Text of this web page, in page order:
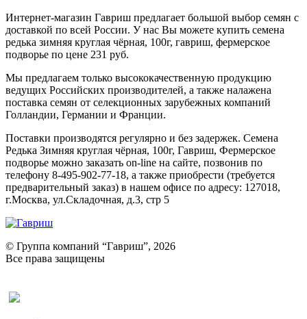
Интернет-магазин Гавриш предлагает большой выбор семян с
доставкой по всей России. У нас Вы можете купить семена
редька зимняя круглая чёрная, 100г, гавриш, фермерское
подворье по цене 231 руб.
Мы предлагаем только высококачественную продукцию
ведущих Российских производителей, а также налажена
поставка семян от селекционных зарубежных компаний
Голландии, Германии и Франции.
Поставки производятся регулярно и без задержек. Семена
Редька Зимняя круглая чёрная, 100г, Гавриш, Фермерское
подворье можно заказать on-line на сайте, позвонив по
телефону 8-495-902-77-18, а также приобрести (требуется
предварительный заказ) в нашем офисе по адресу: 127018,
г.Москва, ул.Складочная, д.3, стр 5
© Группа компаний “Гавриш”, 2026
Все права защищены